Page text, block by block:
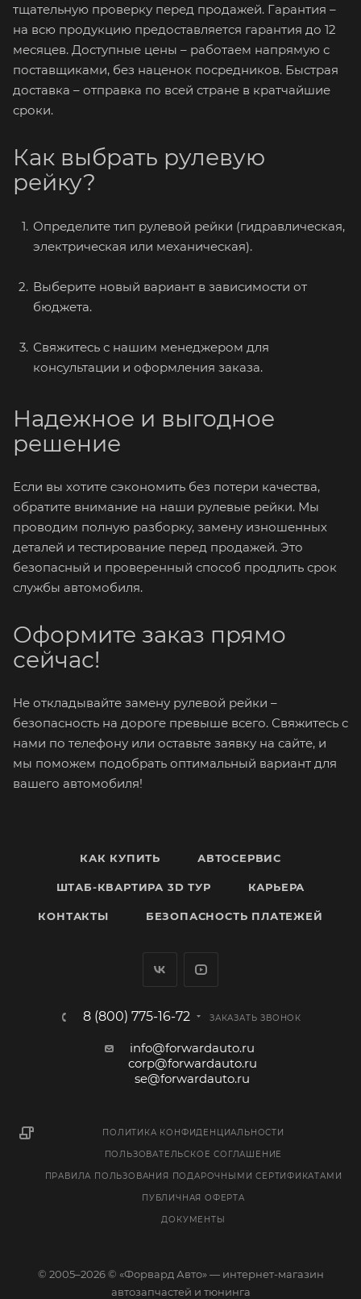
тщательную проверку перед продажей. Гарантия –
на всю продукцию предоставляется гарантия до 12
месяцев. Доступные цены – работаем напрямую с
поставщиками, без наценок посредников. Быстрая
доставка – отправка по всей стране в кратчайшие
сроки.
Как выбрать рулевую
рейку?
Определите тип рулевой рейки (гидравлическая,
электрическая или механическая).
Выберите новый вариант в зависимости от
бюджета.
Свяжитесь с нашим менеджером для
консультации и оформления заказа.
Надежное и выгодное
решение
Если вы хотите сэкономить без потери качества,
обратите внимание на наши рулевые рейки. Мы
проводим полную разборку, замену изношенных
деталей и тестирование перед продажей. Это
безопасный и проверенный способ продлить срок
службы автомобиля.
Оформите заказ прямо
сейчас!
Не откладывайте замену рулевой рейки –
безопасность на дороге превыше всего. Свяжитесь с
нами по телефону или оставьте заявку на сайте, и
мы поможем подобрать оптимальный вариант для
вашего автомобиля!
КАК КУПИТЬ АВТОСЕРВИС
ШТАБ-КВАРТИРА 3D ТУР КАРЬЕРА
КОНТАКТЫ БЕЗОПАСНОСТЬ ПЛАТЕЖЕЙ
8 (800) 775-16-72 ЗАКАЗАТЬ ЗВОНОК
info@forwardauto.ru
corp@forwardauto.ru
se@forwardauto.ru
ПОЛИТИКА КОНФИДЕНЦИАЛЬНОСТИ
ПОЛЬЗОВАТЕЛЬСКОЕ СОГЛАШЕНИЕ
ПРАВИЛА ПОЛЬЗОВАНИЯ ПОДАРОЧНЫМИ СЕРТИФИКАТАМИ
ПУБЛИЧНАЯ ОФЕРТА
ДОКУМЕНТЫ
© 2005–2026 © «Форвард Авто» — интернет-магазин
автозапчастей и тюнинга